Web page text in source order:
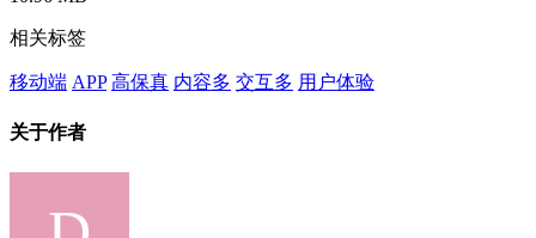
相关标签
移动端 APP 高保真 内容多 交互多 用户体验
关于作者